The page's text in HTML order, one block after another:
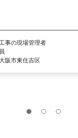
事の現場管理者
阪市東住吉区